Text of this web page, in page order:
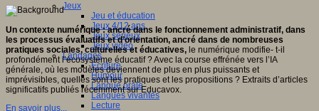
Jeux
Jeu et éducation
Jeux 4/12 ans
Jeux sérieux
Jeux vidéo
Langages
Ecriture
Humour
Langue orale
Langues vivantes
Lecture
Un contexte numérique : ancré dans le fonctionnement administratif, dans
les processus évaluatifs et d’orientation, ancré dans de nombreuses
pratiques sociales, culturelles et éducatives, le numérique modifie- t-il
profondément l’écosystème éducatif ? Avec la course effrénée vers l’IA
générale, où les modèles deviennent de plus en plus puissants et
imprévisibles, quelles sont les pratiques et les propositions ? Extraits d’articles
significatifs publiés récemment sur Educavox.
En savoir plus...